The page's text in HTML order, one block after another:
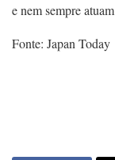
e nem sempre
Fonte: Japan Today